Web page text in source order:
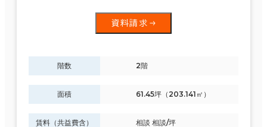
資料請求
階数 2階
面積 61.45坪（203.141㎡）
賃料（共益費含） 相談 相談/坪